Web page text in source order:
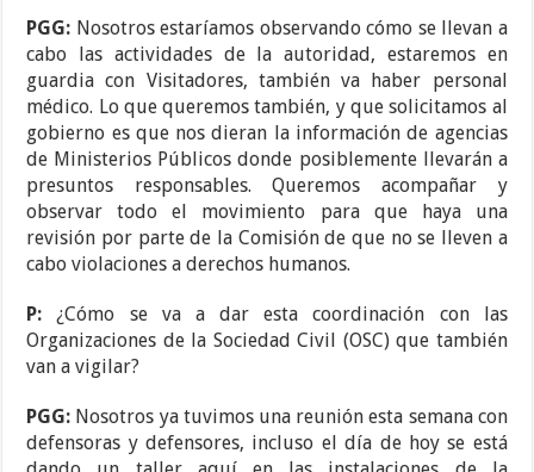
PGG: Nosotros estaríamos observando cómo se llevan a
cabo las actividades de la autoridad, estaremos en
guardia con Visitadores, también va haber personal
médico. Lo que queremos también, y que solicitamos al
gobierno es que nos dieran la información de agencias
de Ministerios Públicos donde posiblemente llevarán a
presuntos responsables. Queremos acompañar y
observar todo el movimiento para que haya una
revisión por parte de la Comisión de que no se lleven a
cabo violaciones a derechos humanos.
P:¿Cómo se va a dar esta coordinación con las
Organizaciones de la Sociedad Civil (OSC) que también
van a vigilar?
PGG: Nosotros ya tuvimos una reunión esta semana con
defensoras y defensores, incluso el día de hoy se está